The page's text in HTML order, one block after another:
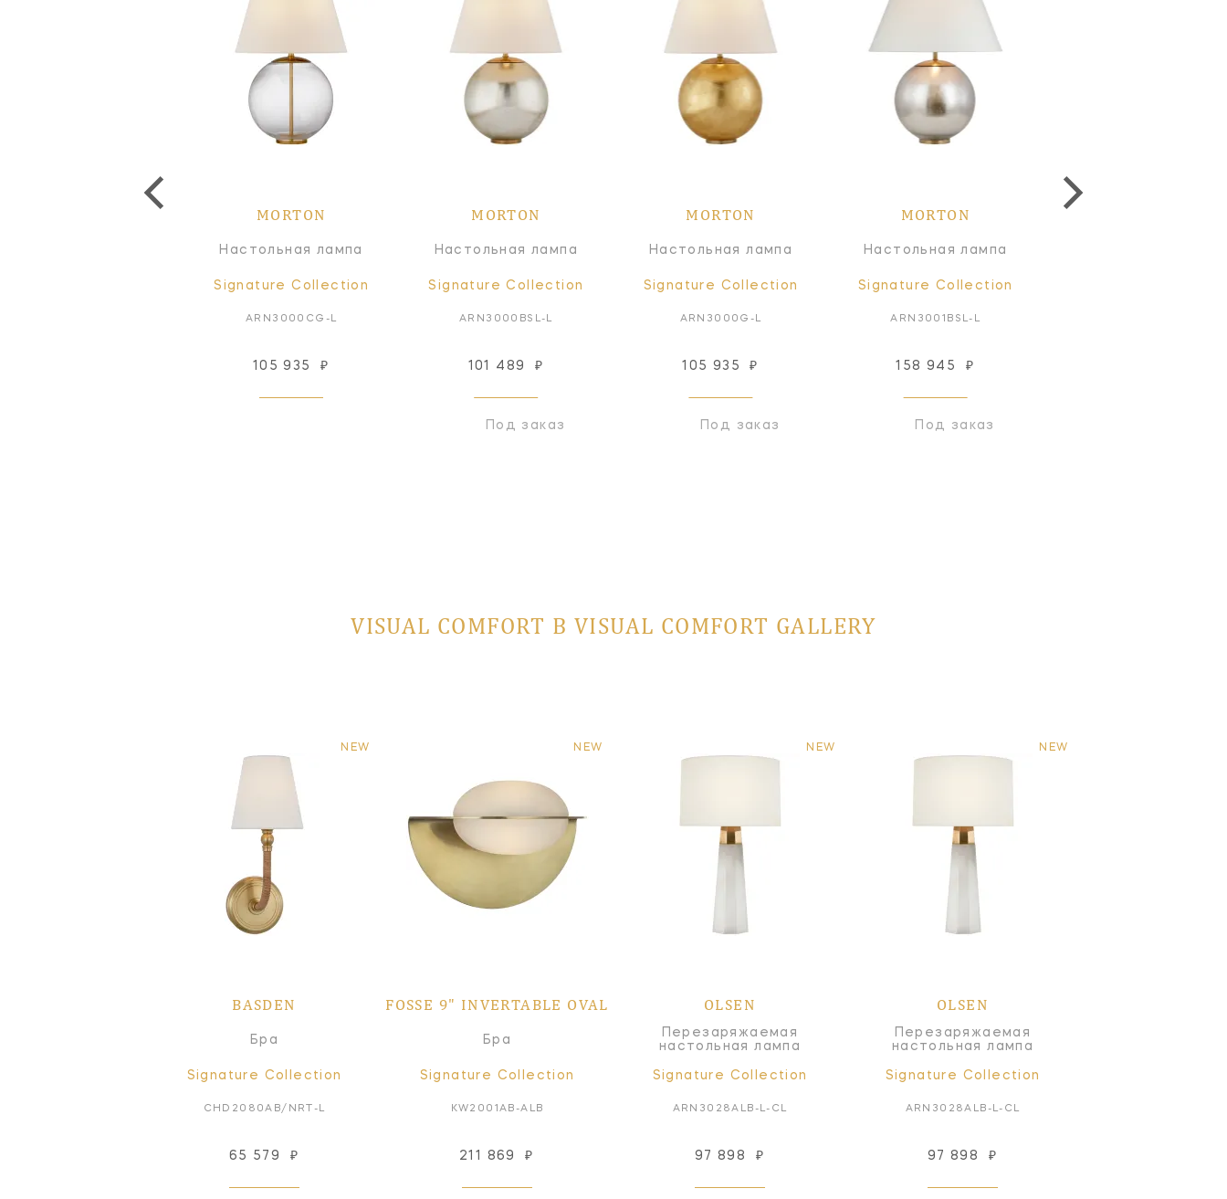
MORTON
Настольная лампа
Signature Collection
ARN3000CG-L
105 935 ₽
MORTON
Настольная лампа
Signature Collection
ARN3000BSL-L
101 489 ₽
Под заказ
MORTON
Настольная лампа
Signature Collection
ARN3000G-L
105 935 ₽
Под заказ
MORTON
Настольная лампа
Signature Collection
ARN3001BSL-L
158 945 ₽
Под заказ
VISUAL COMFORT В VISUAL COMFORT GALLERY
NEW
BASDEN
Бра
Signature Collection
CHD2080AB/NRT-L
65 579 ₽
NEW
FOSSE 9" INVERTABLE OVAL
Бра
Signature Collection
KW2001AB-ALB
211 869 ₽
NEW
OLSEN
Перезаряжаемая
настольная лампа
Signature Collection
ARN3028ALB-L-CL
97 898 ₽
NEW
OLSEN
Перезаряжаемая
настольная лампа
Signature Collection
ARN3028ALB-L-CL
97 898 ₽